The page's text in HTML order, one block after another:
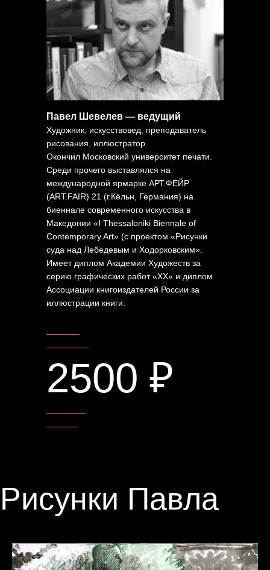
Павел Шевелев — ведущий
Художник, искусствовед, преподаватель
рисования, иллюстратор.
Окончил Московский университет печати.
Среди прочего выставлялся на
международной ярмарке АРТ.ФЕЙР
(ART.FAIR) 21 (г.Кёльн, Германия) на
биеннале современного искусства в
Македонии «I Thessaloniki Biennale of
Contemporary Art» (с проектом «Рисунки
суда над Лебедевым и Ходорковским».
Имеет диплом Академии Художеств за
серию графических работ «ХХ» и диплом
Ассоциации книгоиздателей России за
иллюстрации книги.
2500 ₽
Рисунки Павла